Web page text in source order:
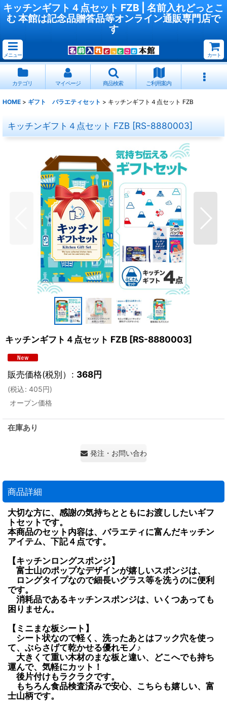
キッチンギフト４点セット FZB | 名前入れどっとこ
む 本館は記念品贈答品等オンライン通販専門店で
す
メニュー カート
カテゴリ マイページ 商品検索 ご利用案内
HOME > ギフト バラエティセット > キッチンギフト４点セット FZB
キッチンギフト４点セット FZB [RS-8880003]
キッチンギフト４点セット FZB [RS-8880003]
販売価格(税別） : 368円
(税込: 405円)
オープン価格
在庫あり
発注・お問い合わせ・見積もり依頼
商品詳細
大切な方に、感謝の気持ちとともにお渡ししたいギフ
トセットです。
本商品のセット内容は、バラエティに富んだキッチン
アイテム、下記４点です。
【キッチンロングスポンジ】
富士山のポップなデザインが嬉しいスポンジは、
ロングタイプなので細長いグラス等を洗うのに便利
です。
消耗品であるキッチンスポンジは、いくつあっても
困りません。
【ミニまな板シート】
シート状なので軽く、洗ったあとはフック穴を使っ
て、ぶらさげて乾かせる優れモノ♪
大きくて重い木材のまな板と違い、どこへでも持ち
運んで、気軽にカット！
後片付けもラクラクです。
もちろん食品検査済みで安心、こちらも嬉しい、富
士山柄です。